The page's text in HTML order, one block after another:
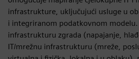
infrastrukture, uključujući usluge u
i integriranom podatkovnom modelu.
infrastrukturu zgrada (napajanje,
IT/mrežnu infrastrukturu (mreže,